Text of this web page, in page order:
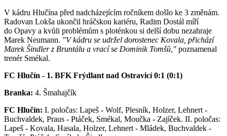
V kádru Hlučína před nadcházejícím ročníkem došlo ke 3 změnám.
Radovan Lokša ukončil hráčskou kariéru, Radim Dostál míří
do Opavy a kvůli problémům s ploténkou si delší dobu nezahraje
Marek Neumann. "V kádru se udržel dorostenec Kovala, přichází
Marek Šindler z Bruntálu a vrací se Dominik Tomšů," poznamenal
trenér Smékal.
FC Hlučín - 1. BFK Frýdlant nad Ostravicí 0:1 (0:1)
Branka: 4. Šmahajčík
FC Hlučín: I. poločas: Lapeš - Wolf, Plesník, Holzer, Lehnert -
Buchvaldek, Praus - Ptáček, Smékal, Moučka - Zajíček. II. poločas:
Lapeš - Kovala, Hasala, Holzer, Lehnert - Mládek, Buchvaldek -